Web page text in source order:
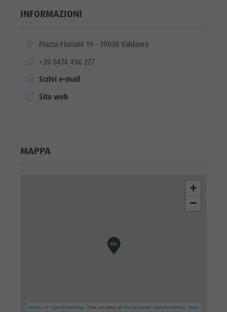
INFORMAZIONI
aria.location:
Piazza Floriani 19 - 39030 Valdaora
aria.phone:
+39 0474 496 277
Scrivi e-mail
aria.website:
Sito web
MAPPA
+
−
Leaflet | ©OpenStreetMap, Tiles courtesy of Humanitarian OpenStreetMap Team